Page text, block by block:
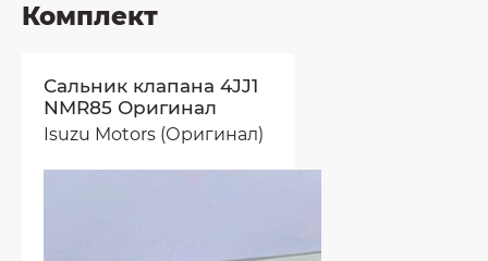
Комплект
Сальник клапана 4JJ1
NMR85 Оригинал
Isuzu Motors (Оригинал)